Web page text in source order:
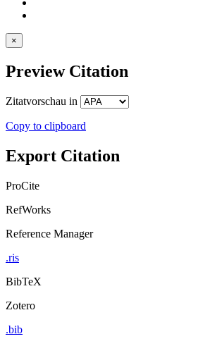
×
Preview Citation
Zitatvorschau in
Copy to clipboard
Export Citation
ProCite
RefWorks
Reference Manager
.ris
BibTeX
Zotero
.bib